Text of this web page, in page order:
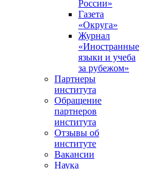
России»
Газета
«Округа»
Журнал
«Иностранные
языки и учеба
за рубежом»
Партнеры
института
Обращение
партнеров
института
Отзывы об
институте
Вакансии
Наука